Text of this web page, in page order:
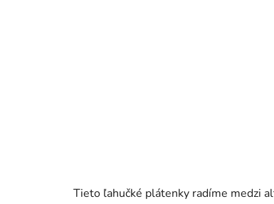
Tieto ľahučké plátenky radíme medzi